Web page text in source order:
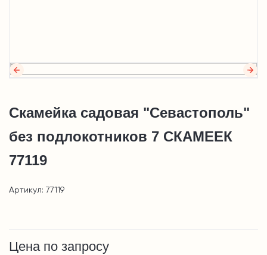
Скамейка садовая "Севастополь"
без подлокотников 7 СКАМЕЕК
77119
Артикул: 77119
Цена по запросу